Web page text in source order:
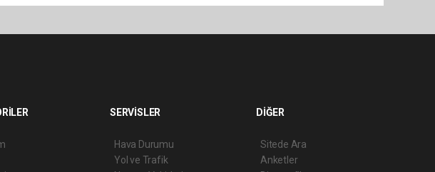
SERVİSLER
Hava Durumu
Yol ve Trafik
DİĞER
Sitede Ara
Anketler